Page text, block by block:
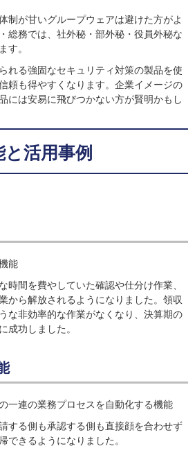
制が甘いグループウェアは避けた方がよ
総務では、社外秘・部外秘・役員外秘な
す。
れる強固なセキュリティ対策の製品を使
頼も得やすくなります。企業イメージの
には安易に飛びつかない方が賢明かもし
活用事例
能
時間を費やしていた確認や仕分け作業、
から解放されるようになりました。領収
な非効率的な作業がなくなり、決算期の
成功しました。
一連の業務プロセスを自動化する機能
する側も承認する側も直接顔を合わせず
できるようになりました。